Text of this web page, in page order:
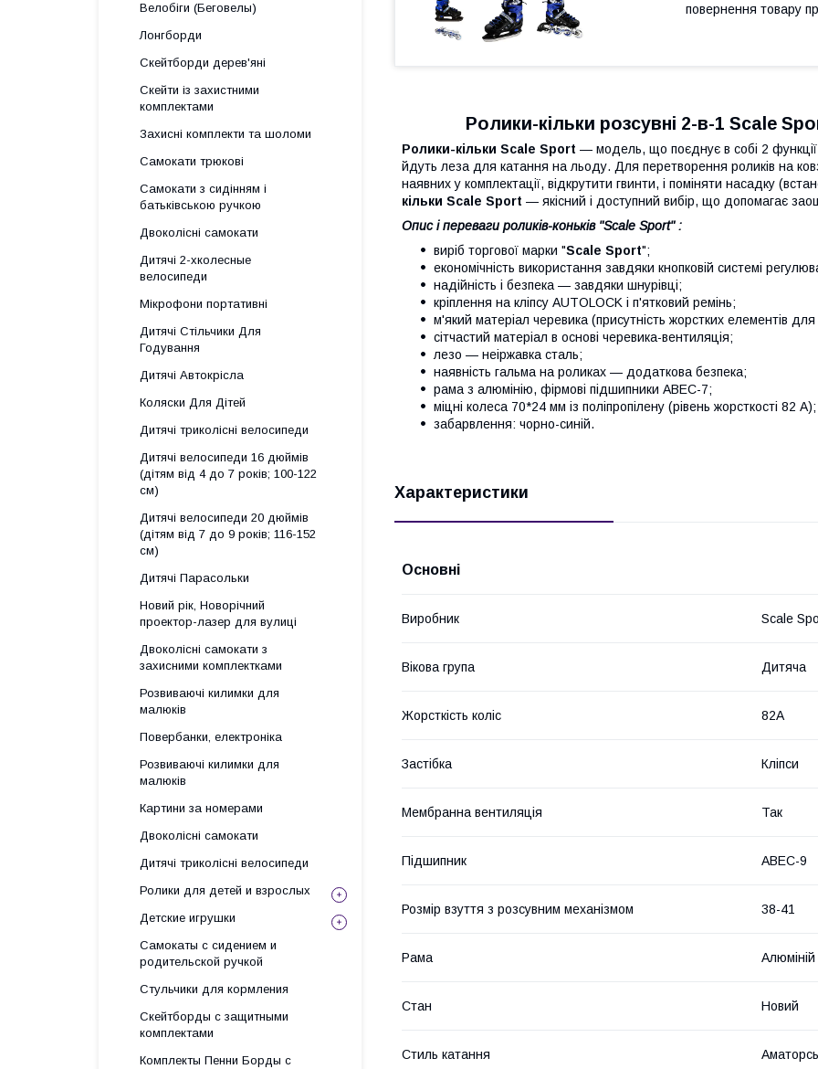
повернення товару
Ролики-кільки розсувні 2-в-1 Scale
Ролики-кільки Scale Sport — модель, що поєднує в собі 2
йдуть леза для катання на льоду. Для перетворення роликів на
наявних у комплектації, відкрутити гвинти, і поміняти насадку
кільки Scale Sport — якісний і доступний вибір, що допомагає
Опис і переваги роликів-коньків "Scale Sport" :
виріб торгової марки "Scale Sport";
економічність використання завдяки кнопковій системі
надійність і безпека — завдяки шнурівці;
кріплення на кліпсу AUTOLOCK і п'ятковий ремінь;
м'який матеріал черевика (присутність жорстких елементів
сітчастий матеріал в основі черевика-вентиляція;
лезо — неіржавка сталь;
наявність гальма на роликах — додаткова безпека;
рама з алюмінію, фірмові підшипники ABEC-7;
міцні колеса 70*24 мм із поліпропілену (рівень жорсткості 82 А);
забарвлення: чорно-синій.
Характеристики
Основні
Виробник Scale
Вікова група Дитяча
Жорсткість коліс 82А
Застібка Кліпси
Мембранна вентиляція Так
Підшипник ABEC-9
Розмір взуття з розсувним механізмом 38-41
Рама Алюміній
Стан Новий
Стиль катання
Велобіги (Беговелы)
Лонгборди
Скейтборди дерев'яні
Скейти із захистними
комплектами
Захисні комплекти та шоломи
Самокати трюкові
Самокати з сидінням і
батьківською ручкою
Двоколісні самокати
Дитячі 2-хколесные
велосипеди
Мікрофони портативні
Дитячі Стільчики Для
Годування
Дитячі Автокрісла
Коляски Для Дітей
Дитячі триколісні велосипеди
Дитячі велосипеди 16 дюймів
(дітям від 4 до 7 років; 100-122
см)
Дитячі велосипеди 20 дюймів
(дітям від 7 до 9 років; 116-152
см)
Дитячі Парасольки
Новий рік, Новорічний
проектор-лазер для вулиці
Двоколісні самокати з
захисними комплектками
Розвиваючі килимки для
малюків
Повербанки, електроніка
Розвиваючі килимки для
малюків
Картини за номерами
Двоколісні самокати
Дитячі триколісні велосипеди
Ролики для детей и взрослых
Детские игрушки
Самокаты с сидением и
родительской ручкой
Стульчики для кормления
Скейтборды с защитными
комплектами
Комплекты Пенни Борды с